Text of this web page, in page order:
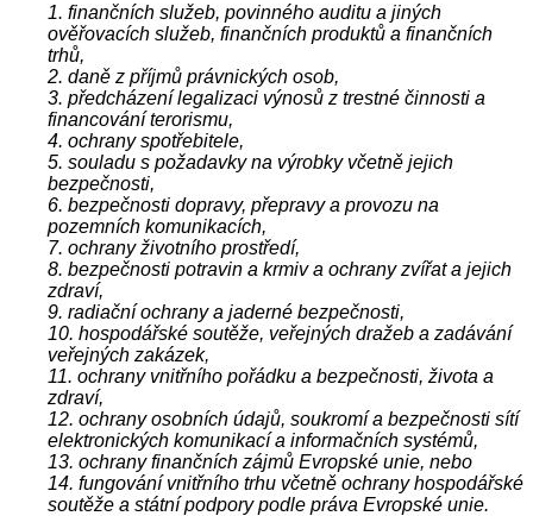
1. finančních služeb, povinného auditu a jiných
ověřovacích služeb, finančních produktů a finančních
trhů,
2. daně z příjmů právnických osob,
3. předcházení legalizaci výnosů z trestné činnosti a
financování terorismu,
4. ochrany spotřebitele,
5. souladu s požadavky na výrobky včetně jejich
bezpečnosti,
6. bezpečnosti dopravy, přepravy a provozu na
pozemních komunikacích,
7. ochrany životního prostředí,
8. bezpečnosti potravin a krmiv a ochrany zvířat a jejich
zdraví,
9. radiační ochrany a jaderné bezpečnosti,
10. hospodářské soutěže, veřejných dražeb a zadávání
veřejných zakázek,
11. ochrany vnitřního pořádku a bezpečnosti, života a
zdraví,
12. ochrany osobních údajů, soukromí a bezpečnosti sítí
elektronických komunikací a informačních systémů,
13. ochrany finančních zájmů Evropské unie, nebo
14. fungování vnitřního trhu včetně ochrany hospodářské
soutěže a státní podpory podle práva Evropské unie.